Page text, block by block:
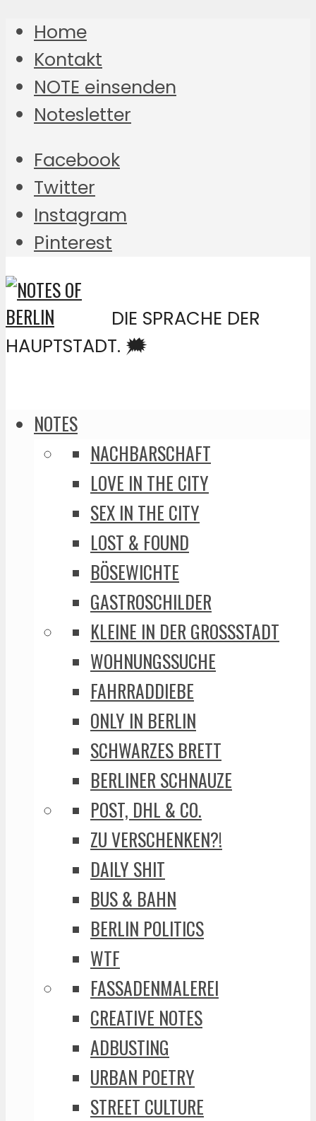
Home
Kontakt
NOTE einsenden
Notesletter
Facebook
Twitter
Instagram
Pinterest
DIE SPRACHE DER
HAUPTSTADT. 🗯️
NOTES
NACHBARSCHAFT
LOVE IN THE CITY
SEX IN THE CITY
LOST & FOUND
BÖSEWICHTE
GASTROSCHILDER
KLEINE IN DER GROSSSTADT
WOHNUNGSSUCHE
FAHRRADDIEBE
ONLY IN BERLIN
SCHWARZES BRETT
BERLINER SCHNAUZE
POST, DHL & CO.
ZU VERSCHENKEN?!
DAILY SHIT
BUS & BAHN
BERLIN POLITICS
WTF
FASSADENMALEREI
CREATIVE NOTES
ADBUSTING
URBAN POETRY
STREET CULTURE